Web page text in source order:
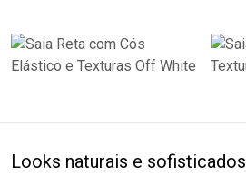
Looks naturais e sofisticados